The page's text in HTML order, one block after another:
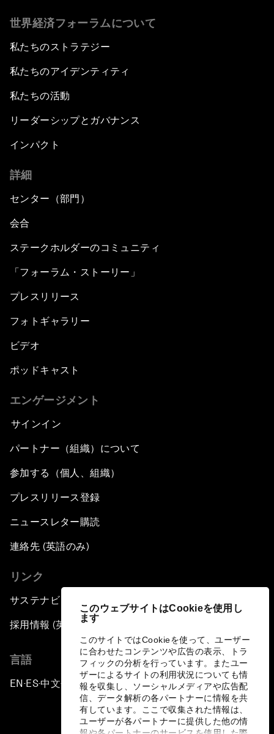
このウェブサイトはCookieを使用し
ます
このサイトではCookieを使って、ユーザー
に合わせたコンテンツや広告の表示、トラ
フィックの分析を行っています。またユー
ザーによるサイトの利用状況についても情
報を収集し、ソーシャルメディアや広告配
信、データ解析の各パートナーに情報を共
有しています。ここで収集された情報は、
ユーザーが各パートナーに提供した他の情
世界経済フォーラムについて
私たちのストラテジー
私たちのアイデンティティ
私たちの活動
リーダーシップとガバナンス
インパクト
詳細
センター（部門）
会合
ステークホルダーのコミュニティ
「フォーラム・ストーリー」
プレスリリース
フォトギャラリー
ビデオ
ポッドキャスト
エンゲージメント
サインイン
パートナー（組織）について
参加する（個人、組織）
プレスリリース登録
ニュースレター購読
連絡先 (英語のみ)
リンク
サステナビリティへの取り組み
採用情報 (英語のみ)
言語
EN ▪ES▪中文▪ 日本語